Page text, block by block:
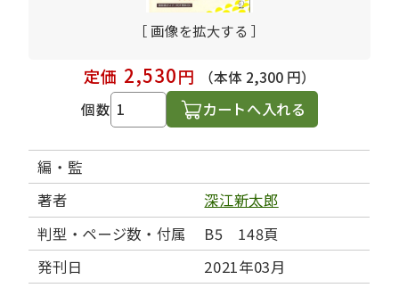
［ 画像を拡大する ］
定価 2,530円
（本体 2,300 円）
個数
カートへ入れる
編・監
著者
深江新太郎
判型・ページ数・付属
B5 148頁
発刊日
2021年03月